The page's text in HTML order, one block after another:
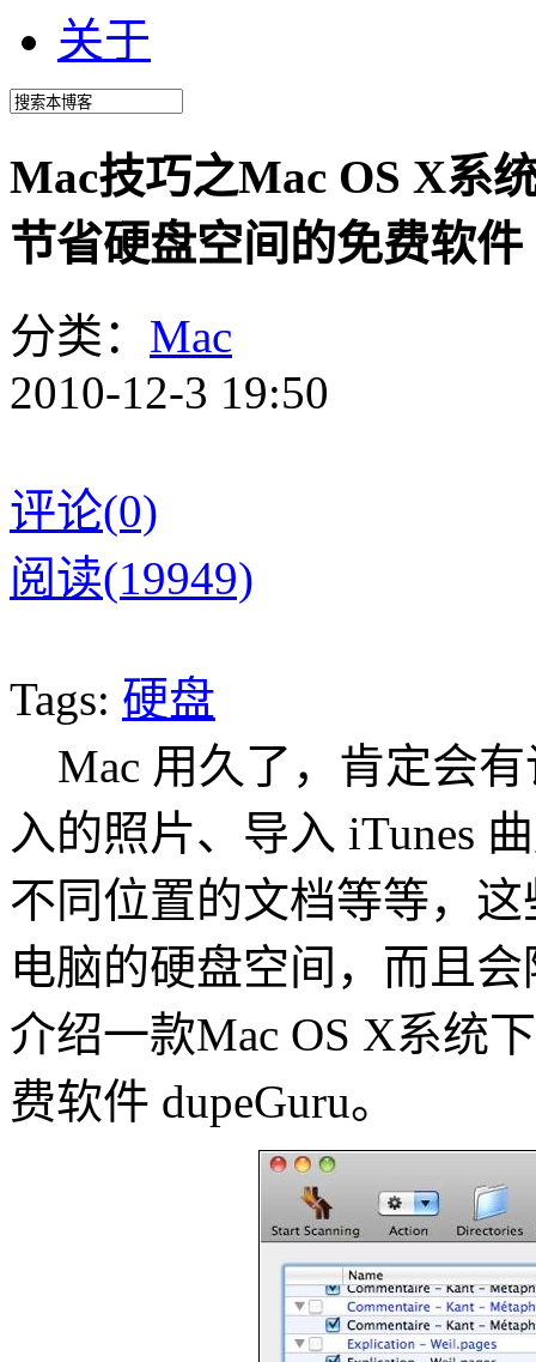
关于
Mac技巧之Mac OS X系
节省硬盘空间的免费软
分类： Mac
2010-12-3 19:50
评论(0)
阅读(19949)
Tags: 硬盘
Mac 用久了，肯定会
入的照片、导入 iTunes
不同位置的文档等等，
电脑的硬盘空间，而且
介绍一款Mac OS X系统
费软件 dupeGuru。